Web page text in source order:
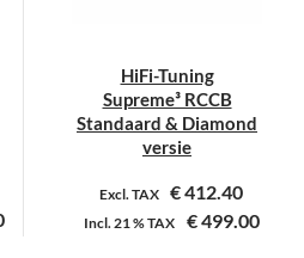
HiFi-Tuning
Supreme³ RCCB
Standaard & Diamond
versie
Excl. TAX €412.40
Incl.21 %TAX €499.00